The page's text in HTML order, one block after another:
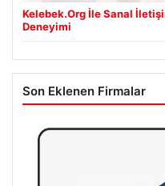
Kelebek.Org İle Sanal
Deneyimi
Son Eklenen Firmalar